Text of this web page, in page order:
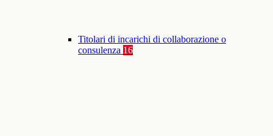
Titolari di incarichi di collaborazione o
consulenza 16